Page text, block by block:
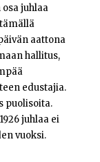
juhlaa
aattona
hallitus,
edustajia.
puolisoita.
juhlaa ei
vuoksi.